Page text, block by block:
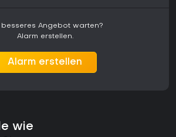
besseres Angebot warten?
Alarm erstellen.
Alarm erstellen
wie